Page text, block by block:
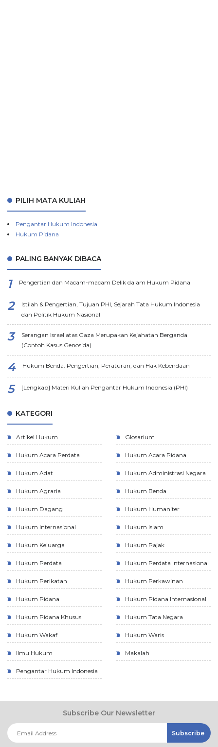
PILIH MATA KULIAH
Pengantar Hukum Indonesia
Hukum Pidana
PALING BANYAK DIBACA
Pengertian dan Macam-macam Delik dalam Hukum Pidana
Istilah & Pengertian, Tujuan PHI, Sejarah Tata Hukum Indonesia
dan Politik Hukum Nasional
Serangan Israel atas Gaza Merupakan Kejahatan Berganda
(Contoh Kasus Genosida)
Hukum Benda: Pengertian, Peraturan, dan Hak Kebendaan
[Lengkap] Materi Kuliah Pengantar Hukum Indonesia (PHI)
KATEGORI
Artikel Hukum Glosarium
Hukum Acara Perdata Hukum Acara Pidana
Hukum Adat Hukum Administrasi Negara
Hukum Agraria Hukum Benda
Hukum Dagang Hukum Humaniter
Hukum Internasional Hukum Islam
Hukum Keluarga Hukum Pajak
Hukum Perdata Hukum Perdata Internasional
Hukum Perikatan Hukum Perkawinan
Hukum Pidana Hukum Pidana Internasional
Hukum Pidana Khusus Hukum Tata Negara
Hukum Wakaf Hukum Waris
Ilmu Hukum Makalah
Pengantar Hukum Indonesia
Subscribe Our Newsletter